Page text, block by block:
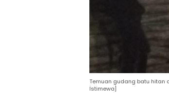
Temuan gudang batu hitan
Istimewa]